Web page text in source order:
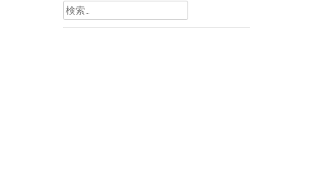
検
索: